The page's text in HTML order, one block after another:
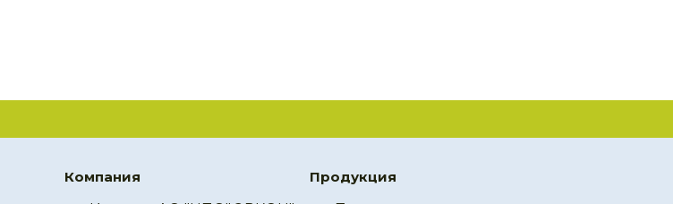
Компания
Продукция